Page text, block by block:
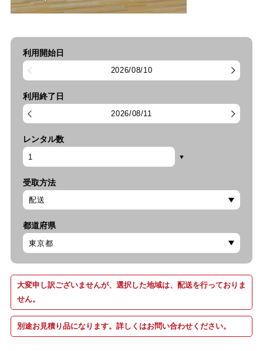
利用開始日
2026/08/10
利用終了日
2026/08/11
レンタル数
受取方法
都道府県
大変申し訳ございませんが、選択した地域は、配送を行っておりま
せん。
別途お見積り品になります。詳しくはお問い合わせください。